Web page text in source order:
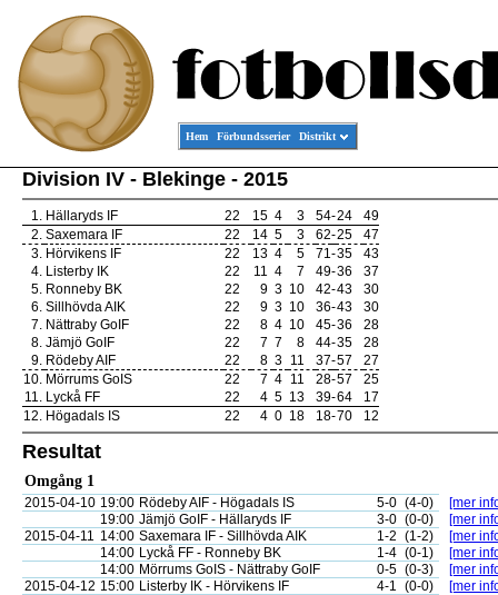
Hem Förbundsserier Distrikt
Division IV - Blekinge - 2015
1. Hällaryds IF 22 15 4 3 54-24
49
2. Saxemara IF 22 14 5 3 62-25
47
3. Hörvikens IF 22 13 4 5 71-35
43
4. Listerby IK 22 11 4 7 49-36
37
5. Ronneby BK 22 9 3 10 42-43
30
6. Sillhövda AIK 22 9 3 10 36-43
30
7. Nättraby GoIF 22 8 4 10 45-36
28
8. Jämjö GoIF 22 7 7 8 44-35
28
9. Rödeby AIF 22 8 3 11 37-57
27
10. Mörrums GoIS 22 7 4 11 28-57
25
11. Lyckå FF 22 4 5 13 39-64
17
12. Högadals IS 22 4 0 18 18-70 12
Resultat
Omgång 1
2015-04-10 19:00 Rödeby AIF - Högadals IS 5-0 (4-0)
[mer
19:00 Jämjö GoIF - Hällaryds IF 3-0 (0-0)
[mer
2015-04-11 14:00 Saxemara IF - Sillhövda AIK 1-2 (1-2)
[mer
14:00 Lyckå FF - Ronneby BK 1-4 (0-1)
[mer
14:00 Mörrums GoIS - Nättraby GoIF 0-5 (0-3)
[mer
2015-04-12 15:00 Listerby IK - Hörvikens IF 4-1 (0-0) [mer